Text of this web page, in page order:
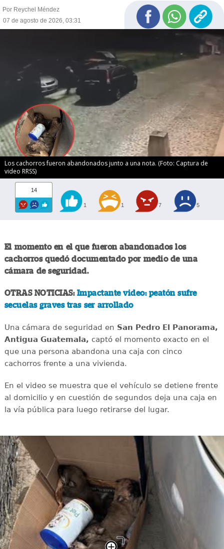
Por Reychel Méndez
07 de agosto de 2026, 03:31
Los cachorros fueron abandonados junto a una nota. (Foto: Captura de
video RRSS)
14
1 1 7 5
El momento en el que fueron abandonados los
cachorros quedó documentado por medio de una
cámara de seguridad.
OTRAS NOTICIAS: Impactante video: peatón sufre
secuelas graves tras ser arrollado
Una cámara de seguridad en San Pedro El Panorama,
Antigua Guatemala, captó el momento exacto en el
que una persona abandona una caja con cinco
cachorros frente a una vivienda.
En el video se muestra que el vehículo se detiene frente
al domicilio y en cuestión de segundos deja una caja en
la vía pública para luego retirarse del lugar.